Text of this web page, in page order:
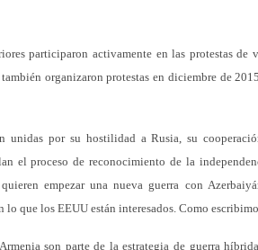
participaron activamente en las protestas
también organizaron protestas en diciembre de
unidas por su hostilidad a Rusia, su
el proceso de reconocimiento de la
empezar una nueva guerra con
lo que los EEUU están interesados. Como
son parte de la estrategia de guerra